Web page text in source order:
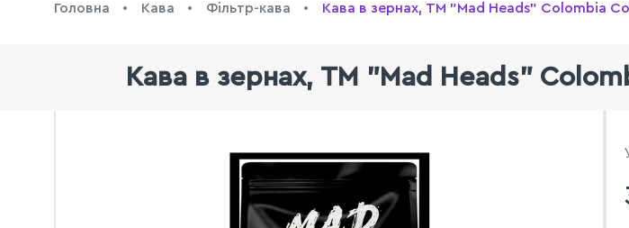
info@ekava.com.ua
Головна Кава Фільтр-кава Кава в зернах, ТМ "Mad Heads" Colombia
Кава в зернах, ТМ "Mad Heads"